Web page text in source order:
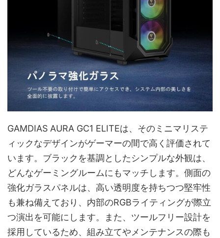
GAMDIAS AURA GC1 ELITEは、そのミニマリステ
ィックなデザインがゲーマーの間で高く評価されて
います。ブラックを基調としたシンプルな外観は、
どんなゲーミングルームにもマッチします。側面の
強化ガラスパネルは、高い透明度を持ちつつ堅牢性
も兼ね備えており、内部のRGBライティングが際立
つ演出を可能にします。また、ツールフリー設計を
採用しているため、組み立てやメンテナンスの際も